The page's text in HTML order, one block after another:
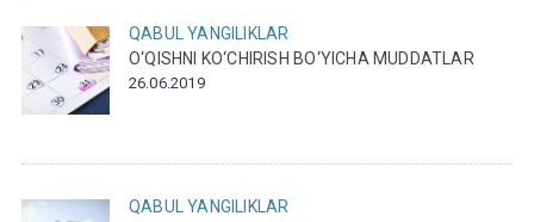
QABUL
YANGILIKLAR
O‘QISHNI KO‘CHIRISH BO‘YICHA MUDDATLAR
26.06.2019
QABUL
YANGILIKLAR